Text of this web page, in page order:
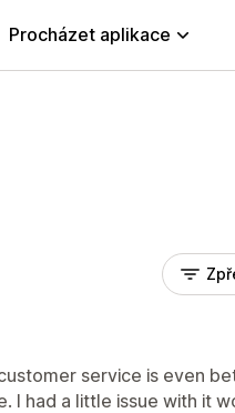
Procházet aplikace
service is even
I had a little issue with it